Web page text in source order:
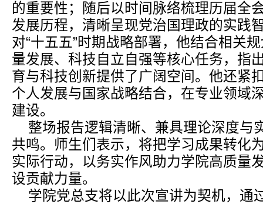
的重要性；随后以时间脉络梳理历届全
发展历程，清晰呈现党治国理政的实践
对“十五五”时期战略部署，他结合相关
量发展、科技自立自强等核心任务，指
育与科技创新提供了广阔空间。他还紧
个人发展与国家战略结合，在专业领域
建设。
整场报告逻辑清晰、兼具理论深度与
共鸣。师生们表示，将把学习成果转化
实际行动，以务实作风助力学院高质量
设贡献力量。
学院党总支将以此次宣讲为契机，通